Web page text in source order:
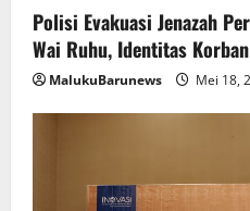
Polisi Evakuasi Jenazah
Wai Ruhu, Identitas
MalukuBarunews Mei 18,